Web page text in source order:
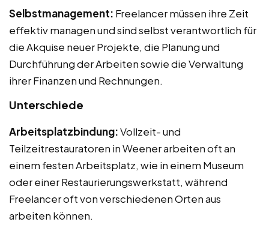
Selbstmanagement: Freelancer müssen ihre Zeit
effektiv managen und sind selbst verantwortlich für
die Akquise neuer Projekte, die Planung und
Durchführung der Arbeiten sowie die Verwaltung
ihrer Finanzen und Rechnungen.
Unterschiede
Arbeitsplatzbindung:Vollzeit- und
Teilzeitrestauratoren in Weener arbeiten oft an
einem festen Arbeitsplatz, wie in einem Museum
oder einer Restaurierungswerkstatt, während
Freelancer oft von verschiedenen Orten aus
arbeiten können.